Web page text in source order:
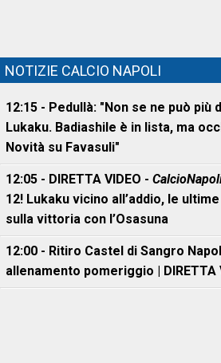
NOTIZIE CALCIO NAPOLI
12:15 - Pedullà: "Non se ne può più
Lukaku. Badiashile è in lista, ma
Novità su Favasuli"
12:05 - DIRETTA VIDEO -
12! Lukaku vicino all’addio, le
sulla vittoria con l’Osasuna
12:00 - Ritiro Castel di Sangro
allenamento pomeriggio | DIRETTA